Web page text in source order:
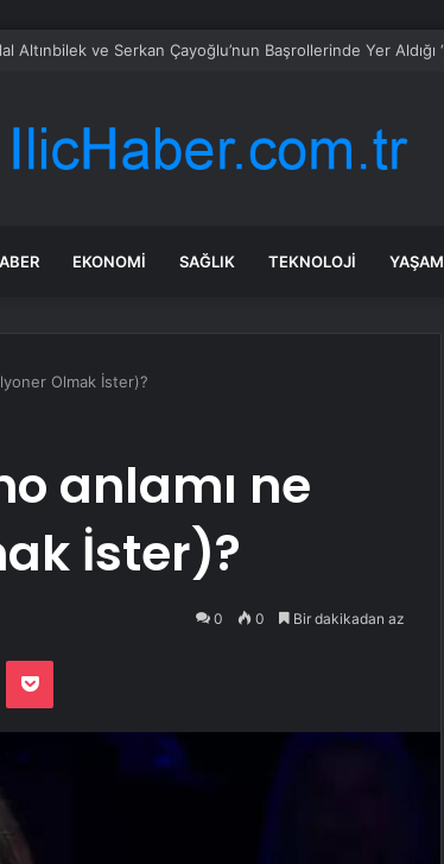
EKONOMI SAĞLIK TEKNOLOJI YAŞAM
Olmak İster)?
anlamı ne
İster)?
0 0 Bir dakikadan az
Pocket